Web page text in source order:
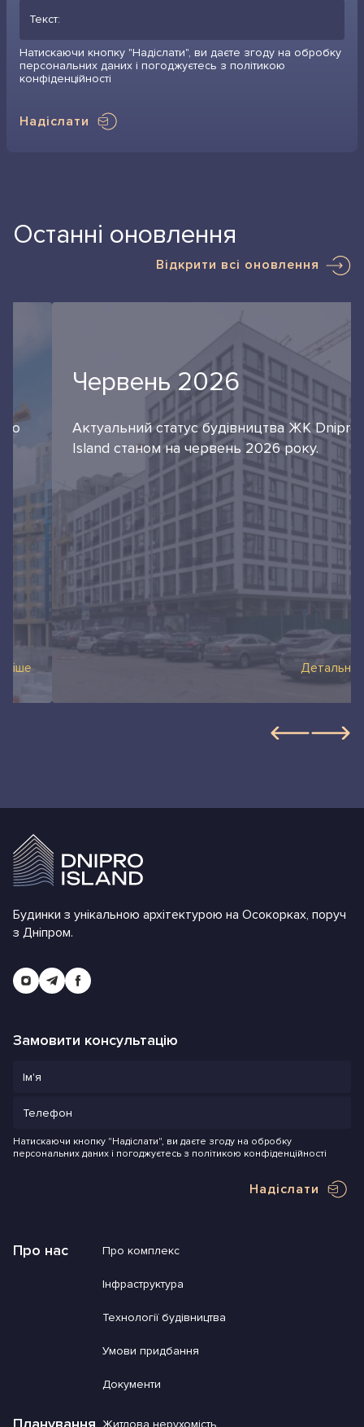
Натискаючи кнопку "Надіслати", ви даєте згоду на обробку
персональних даних і погоджуєтесь з політикою
конфіденційності
Надіслати
Останні оновлення
Відкрити всі оновлення
Червень 2026
Актуальний статус будівництва ЖК Dnipro
Island станом на червень 2026 року.
Детальніше
Будинки з унікальною архітектурою на Осокорках, поруч
з Дніпром.
Замовити консультацію
Натискаючи кнопку "Надіслати", ви даєте згоду на обробку
персональних даних і погоджуєтесь з політикою конфіденційності
Надіслати
Про нас Про комплекс
Інфраструктура
Технології будівництва
Умови придбання
Документи
Житлова нерухомість